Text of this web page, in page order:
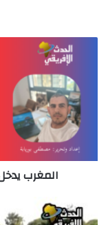
المغرب
الحسم
انتخابات
2026
المغرب
قرطاج